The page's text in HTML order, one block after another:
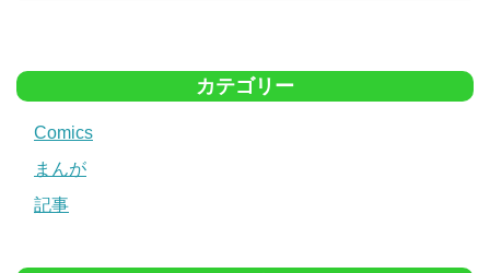
カテゴリー
Comics
まんが
記事